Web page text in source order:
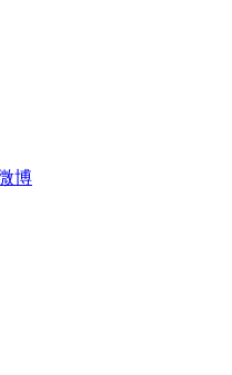
博